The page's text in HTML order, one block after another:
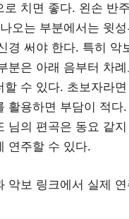
로 치면 좋다. 왼손 반
오는 부분에서는 윗
경 써야 한다. 특히 악
분은 아래 음부터 차
할 수 있다. 초보자라
활용하면 부담이 적다
님의 편곡은 동요 같
연주할 수 있다.
악보 링크에서 실제